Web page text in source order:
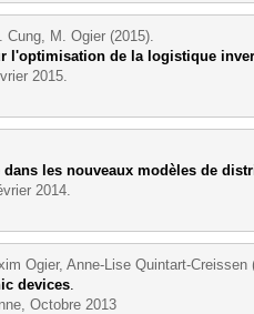
M. Ogier (2015).
l'optimisation de la logistique
2015.
les nouveaux modèles de
2014.
Ogier, Anne-Lise Quintart-Creissen
devices.
Octobre 2013